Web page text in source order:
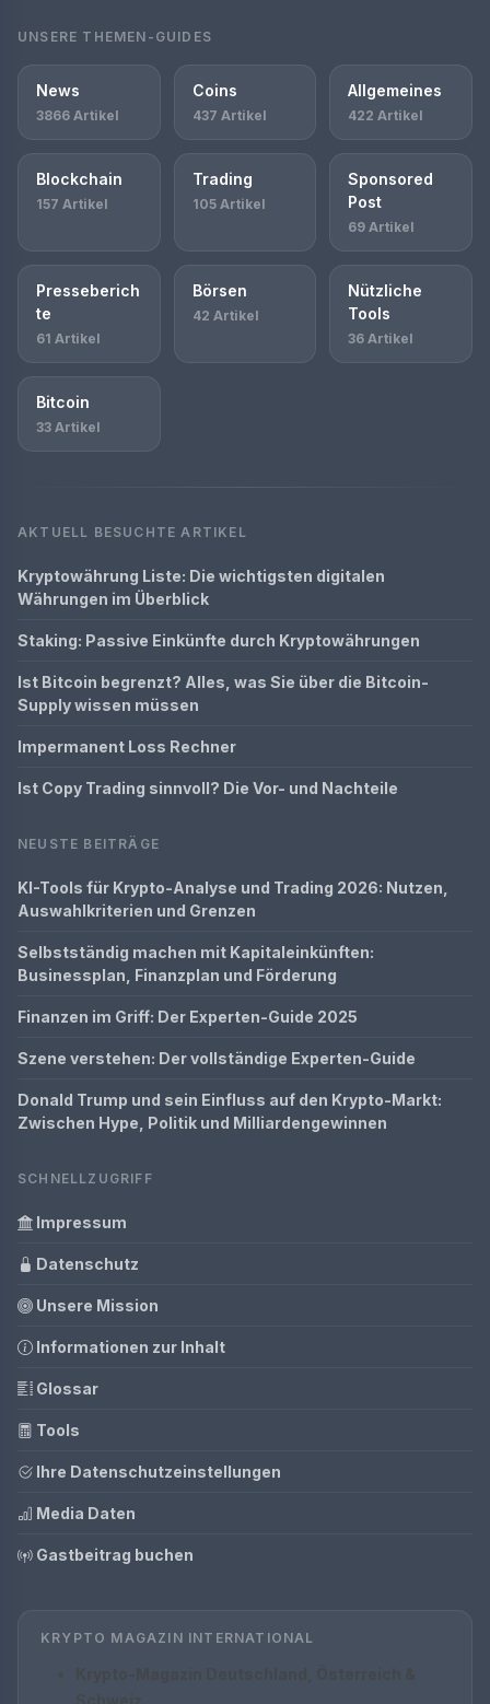
UNSERE THEMEN-GUIDES
News
3866 Artikel
Coins
437 Artikel
Allgemeines
422 Artikel
Blockchain
157 Artikel
Trading
105 Artikel
Sponsored
Post
69 Artikel
Presseberich
te
61 Artikel
Börsen
42 Artikel
Nützliche
Tools
36 Artikel
Bitcoin
33 Artikel
AKTUELL BESUCHTE ARTIKEL
Kryptowährung Liste: Die wichtigsten digitalen
Währungen im Überblick
Staking: Passive Einkünfte durch Kryptowährungen
Ist Bitcoin begrenzt? Alles, was Sie über die Bitcoin-
Supply wissen müssen
Impermanent Loss Rechner
Ist Copy Trading sinnvoll? Die Vor- und Nachteile
NEUSTE BEITRÄGE
KI-Tools für Krypto-Analyse und Trading 2026: Nutzen,
Auswahlkriterien und Grenzen
Selbstständig machen mit Kapitaleinkünften:
Businessplan, Finanzplan und Förderung
Finanzen im Griff: Der Experten-Guide 2025
Szene verstehen: Der vollständige Experten-Guide
Donald Trump und sein Einfluss auf den Krypto-Markt:
Zwischen Hype, Politik und Milliardengewinnen
SCHNELLZUGRIFF
Impressum
Datenschutz
Unsere Mission
Informationen zur Inhalt
Glossar
Tools
Ihre Datenschutzeinstellungen
Media Daten
Gastbeitrag buchen
KRYPTO MAGAZIN INTERNATIONAL